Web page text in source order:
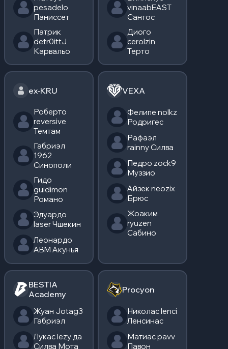
pesadelo
Паниссет
Патрик
detr0ittJ
Карвальо
vinaabEAST
Сантос
Диого
cerolzin
Терто
ex-KRU
Роберто
reversive
Темтам
Габриэл
1962
Синополи
Гидо
guidimon
Романо
Эдуардо
laser Чшекин
Леонардо
ABM Акунья
VEXA
Фелипе nolkz
Родригес
Рафаэл
rainny Силва
Педро zock9
Муззио
Айзек neozix
Брюс
Жоаким
ryuzen
Сабино
BESTIA
Academy
Жуан Jotag3
Габриэл
Лукас lezy да
Силва Мота
Procyon
Николас lenci
Ленсинас
Матиас pavv
Павон